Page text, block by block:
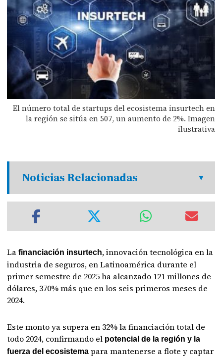
El número total de startups del ecosistema insurtech en
la región se sitúa en 507, un aumento de 2%. Imagen
ilustrativa
Noticias Relacionadas
La financiación insurtech, innovación tecnológica en la
industria de seguros, en Latinoamérica durante el
primer semestre de 2025 ha alcanzado 121 millones de
dólares, 370% más que en los seis primeros meses de
2024.
Este monto ya supera en 32% la financiación total de
todo 2024, confirmando el potencial de la región y la
fuerza del ecosistemapara mantenerse a flote y captar